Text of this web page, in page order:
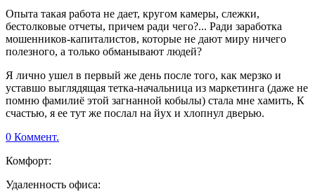
Опыта такая работа не дает, кругом камеры, слежки,
бестолковые отчеты, причем ради чего?... Ради заработка
мошенников-капиталистов, которые не дают миру ничего
полезного, а только обманывают людей?
Я лично ушел в первый же день после того, как мерзко и
уставшо выглядящая тетка-начальница из маркетинга (даже не
помню фамилиё этой загнанной кобылы) стала мне хамить, К
счастью, я ее тут же послал на йух и хлопнул дверью.
0 Коммент.
Комфорт:
Удаленность офиса: